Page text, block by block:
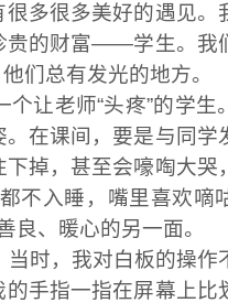
很多很多美好的遇见。
贵的财富——学生。 我
们总有发光的地方。
个让老师“头疼”的学生
。 在课间 ， 要是与同学
下掉， 甚至会嚎啕大哭
不入睡 ，嘴里喜欢嘀
良、暖心的另一面。
当时，我对白板的操作
的手指一指在屏幕上比